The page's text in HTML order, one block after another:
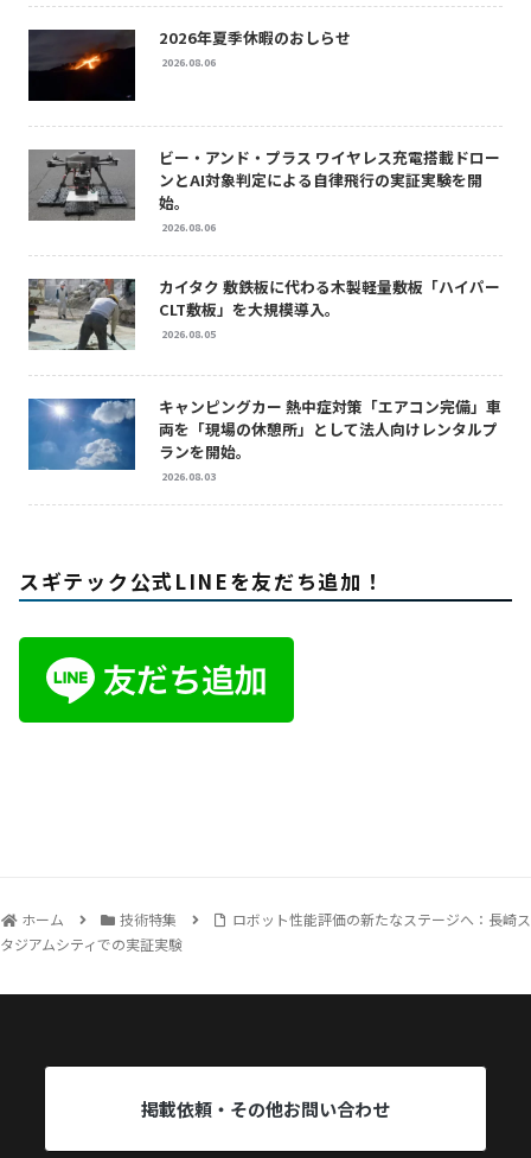
2026年夏季休暇のおしらせ
2026.08.06
ビー・アンド・プラス ワイヤレス充電搭載ドロー
ンとAI対象判定による自律飛行の実証実験を開
始。
2026.08.06
カイタク 敷鉄板に代わる木製軽量敷板「ハイパー
CLT敷板」を大規模導入。
2026.08.05
キャンピングカー 熱中症対策「エアコン完備」車
両を「現場の休憩所」として法人向けレンタルプ
ランを開始。
2026.08.03
スギテック公式LINEを友だち追加！
ホーム 技術特集
ロボット性能評価の新たなステージへ：長崎ス
タジアムシティでの実証実験
掲載依頼・その他お問い合わせ